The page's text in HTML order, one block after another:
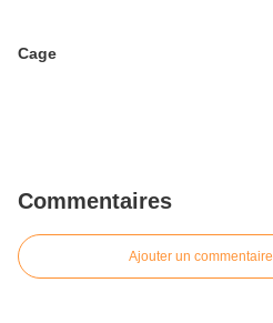
Cage
Commentaires
Ajouter un commentaire